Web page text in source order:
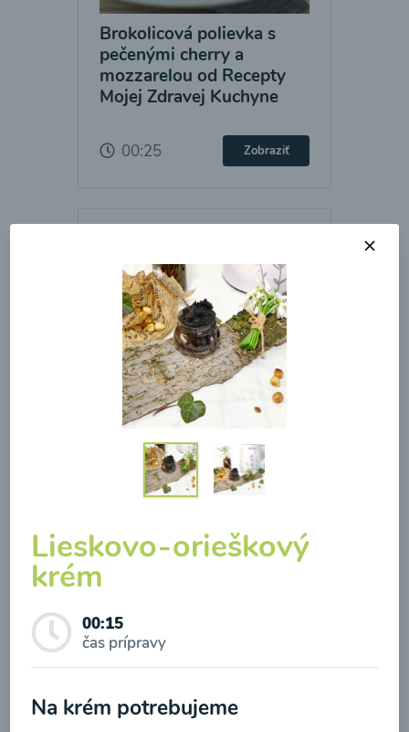
Brokolicová polievka s
pečenými cherry a
mozzarelou od Recepty
Mojej Zdravej Kuchyne
00:25 Zobraziť
Brokolicová polievka so
syrom
Lieskovo-orieškový
krém
00:15
čas prípravy
Na krém potrebujeme
Odber noviniek a akcií
spracovaním osobných údajov pre účely